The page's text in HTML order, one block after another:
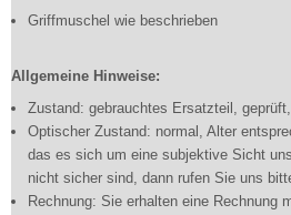
Griffmuschel wie beschrieben
Allgemeine Hinweise:
Zustand: gebrauchtes Ersatzteil,
Optischer Zustand: normal, Alter
das es sich um eine subjektive Sicht
nicht sicher sind, dann rufen Sie uns
Rechnung: Sie erhalten eine Rechnung